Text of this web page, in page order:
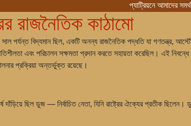
প্যাট্রিয়নে আমাদের
রাজনৈতিক কাঠামো
পর্যন্ত বিদ্যমান ছিল, একটি অনন্য রাজনৈতিক পদ্ধতি যা গণতন্ত্র,
এবং পরিচালন সক্ষমতা প্রদান করতে সহায়তা করেছিল। এই
প্রক্রিয়া অন্তর্ভুক্ত রয়েছে।
দাঁড়িয়ে ছিল ডুজ — নির্বাচিত নেতা, যিনি রাষ্ট্রের ঐক্যের প্রতীক